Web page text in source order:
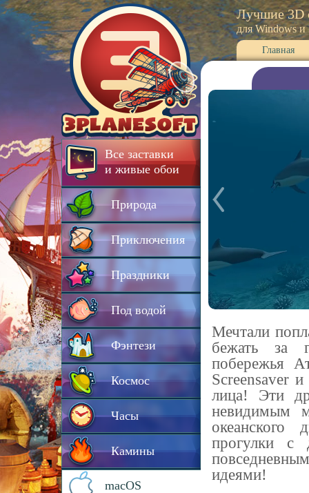
Все заставки
и живые обои
Природа
Приключения
Праздники
Под водой
Фэнтези
Космос
Часы
Камины
macOS
Лучшие 3D
для Windows и
Главная
Мечтали
бежать за
побережья
Screensaver
лица! Эти
невидимым
прогулки с
идеями!